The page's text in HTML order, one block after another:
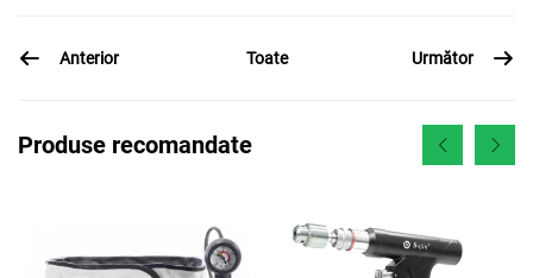
Anterior Toate Următor
Produse recomandate